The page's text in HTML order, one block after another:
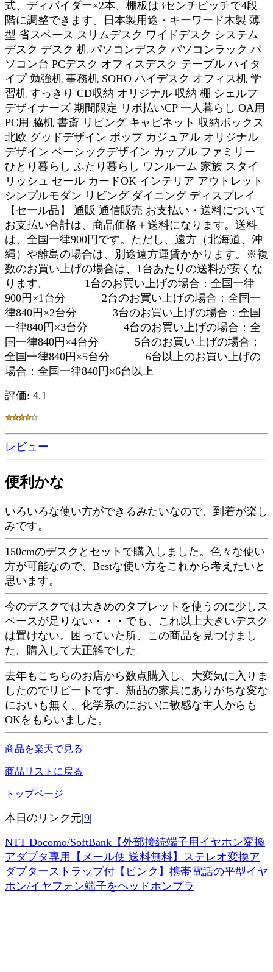
式、ディバイダー×2本、棚板は3センチピッチで4段
階に調整できます。日本製用途・キーワード木製 薄
型 省スペース スリムデスク ワイドデスク システム
デスク デスク 机 パソコンデスク パソコンラック パ
ソコン台 PCデスク オフィスデスク テーブル ハイタ
イプ 勉強机 事務机 SOHO ハイデスク オフィス机 学
習机 すっきり CD収納 オリジナル 収納 棚 シェルフ
デザイナーズ 期間限定 リボ払いCP 一人暮らし OA用
PC用 脇机 書斎 リビング キャビネット 収納ボックス
北欧 グッドデザイン ポップ カジュアル オリジナル
デザイン ベーシックデザイン カップル ファミリー
ひとり暮らし ふたり暮らし ワンルーム 家族 スタイ
リッシュ セール カードOK インテリア アウトレット
シンプルモダン リビング ダイニング ディスプレイ
【セール品】 通販 通信販売 お支払い・送料について
お支払い合計は、商品価格＋送料になります。送料
は、全国一律900円です。ただし、遠方（北海道、沖
縄）や離島の場合は、別途遠方運賃かかります。※複
数のお買い上げの場合は、1台あたりの送料が安くな
ります。 1台のお買い上げの場合：全国一律
900円×1台分 2台のお買い上げの場合：全国一
律840円×2台分 3台のお買い上げの場合：全国
一律840円×3台分 4台のお買い上げの場合：全
国一律840円×4台分 5台のお買い上げの場合：
全国一律840円×5台分 6台以上のお買い上げの
場合：全国一律840円×6台以上
評価: 4.1
レビュー
便利かな
いろいろな使い方ができるみたいなので、到着が楽し
みです。
150cmのデスクとセットで購入しました。色々な使い
方が可能なので、Bestな使い方をこれから考えたいと
思います。
今のデスクでは大きめのタブレットを使うのに少しス
ペースが足りない・・・でも、これ以上大きいデスク
は置けない。困っていた所、この商品を見つけまし
た。購入して大正解でした。
去年もこちらのお店から数点購入し、大変気に入りま
したのでリピートです。新品の家具にありがちな変な
においも無く、化学系のにおいに敏感な主人からも
OKをもらいました。
商品を楽天で見る
商品リストに戻る
トップページ
本日のリンク元|9|
NTT Docomo/SoftBank【外部接続端子用イヤホン変換
アダプタ専用【メール便 送料無料】ステレオ変換ア
ダプターストラップ付【ピンク】携帯電話の平型イヤ
ホン/イヤフォン端子をヘッドホンプラ